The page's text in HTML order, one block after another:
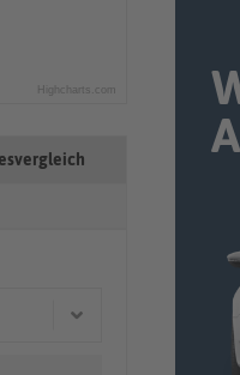
Highcharts.com